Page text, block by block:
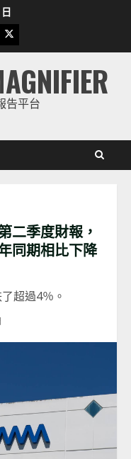
Twitter
告平台
二季度財報，
同期相比下降
超過4％。